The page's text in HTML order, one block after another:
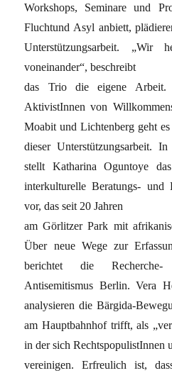
Workshops, Seminare und
Fluchtund Asyl anbiett,
Unterstützungsarbeit.
voneinander“, beschreibt
das Trio die eigene
AktivistInnen von
Moabit und Lichtenberg geht
dieser Unterstützungsarbeit.
stellt Katharina Oguntoye
interkulturelle Beratungs- und
vor, das seit 20 Jahren
am Görlitzer Park mit
Über neue Wege zur
berichtet die Recherche-
Antisemitismus Berlin. Vera
analysieren die Bärgida-
am Hauptbahnhof trifft, als
in der sich RechtspopulistInnen
vereinigen. Erfreulich ist,